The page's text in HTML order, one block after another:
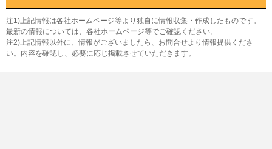
注1)上記情報は各社ホームページ等より独自に情報収集・作成したものです。
最新の情報については、各社ホームページ等でご確認ください。
注2)上記情報以外に、情報がございましたら、お問合せより情報提供くださ
い。内容を確認し、必要に応じ掲載させていただきます。